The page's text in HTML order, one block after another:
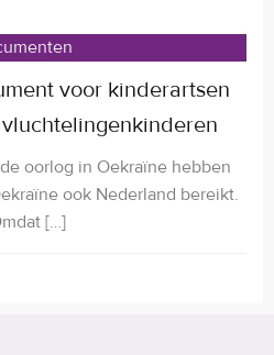
voor kinderartsen
oorlog in Oekraïne hebben
ook Nederland bereikt.
[…]